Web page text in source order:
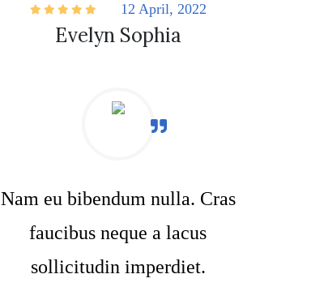
12 April, 2022
Evelyn Sophia
Nam eu bibendum nulla. Cras
faucibus neque a lacus
sollicitudin imperdiet.